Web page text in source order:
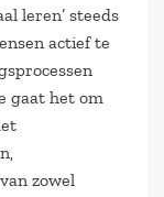
leren’ steeds
actief te
gaat het om
zowel